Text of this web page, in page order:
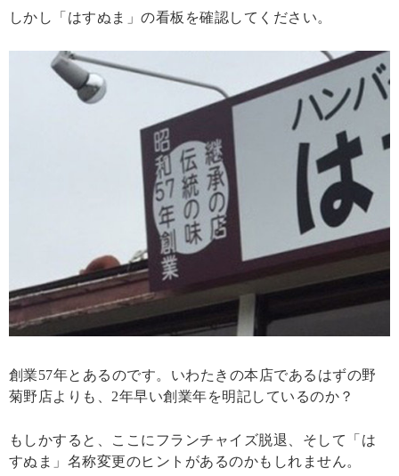
しかし「はすぬま」の看板を確認してください。
創業57年とあるのです。いわたきの本店であるはずの野
菊野店よりも、2年早い創業年を明記しているのか？
もしかすると、ここにフランチャイズ脱退、そして「は
すぬま」名称変更のヒントがあるのかもしれません。